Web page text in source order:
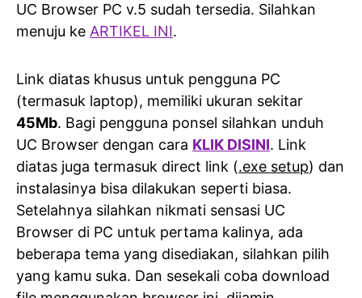
UC Browser PC v.5 sudah tersedia. Silahkan
menuju ke ARTIKEL INI.
Link diatas khusus untuk pengguna PC
(termasuk laptop), memiliki ukuran sekitar
45Mb. Bagi pengguna ponsel silahkan unduh
UC Browser dengan cara KLIK DISINI. Link
diatas juga termasuk direct link (.exe setup) dan
instalasinya bisa dilakukan seperti biasa.
Setelahnya silahkan nikmati sensasi UC
Browser di PC untuk pertama kalinya, ada
beberapa tema yang disediakan, silahkan pilih
yang kamu suka. Dan sesekali coba download